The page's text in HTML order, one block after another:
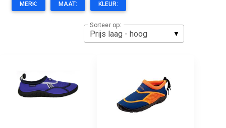
MERK: MAAT: KLEUR:
Sorteer op: